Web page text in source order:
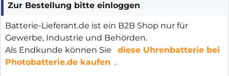
Zur Bestellung bitte einloggen
Batterie-Lieferant.de ist ein B2B Shop nur für
Gewerbe, Industrie und Behörden.
Als Endkunde können Sie
diese Uhrenbatterie bei
Photobatterie.de kaufen .